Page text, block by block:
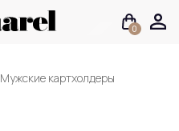
0
Мужские картхолдеры